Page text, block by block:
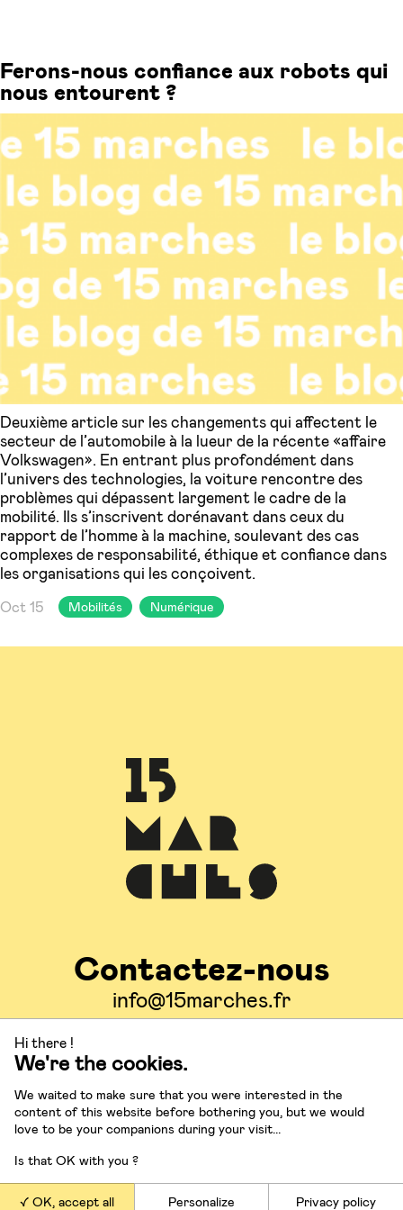
Ferons-nous confiance aux robots qui
nous entourent ?
Deuxième article sur les changements qui affectent le
secteur de l’automobile à la lueur de la récente «affaire
Volkswagen». En entrant plus profondément dans
l’univers des technologies, la voiture rencontre des
problèmes qui dépassent largement le cadre de la
mobilité. Ils s’inscrivent dorénavant dans ceux du
rapport de l’homme à la machine, soulevant des cas
complexes de responsabilité, éthique et confiance dans
les organisations qui les conçoivent.
Oct 15 Mobilités Numérique
Contactez-nous
info@15marches.fr
Suivez-nous
Nos offres
Hi there !
We're the cookies.
We waited to make sure that you were interested in the
content of this website before bothering you, but we would
love to be your companions during your visit...
Is that OK with you ?
OK, accept all Personalize Privacy policy